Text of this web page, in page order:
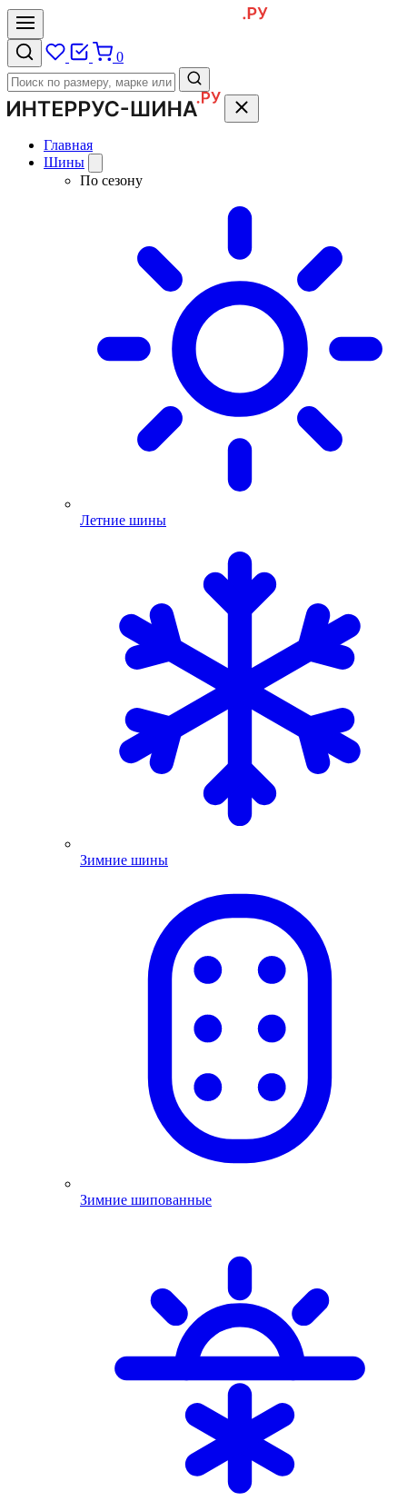
0
Главная
Шины
По сезону
Летние шины
Зимние шины
Зимние шипованные